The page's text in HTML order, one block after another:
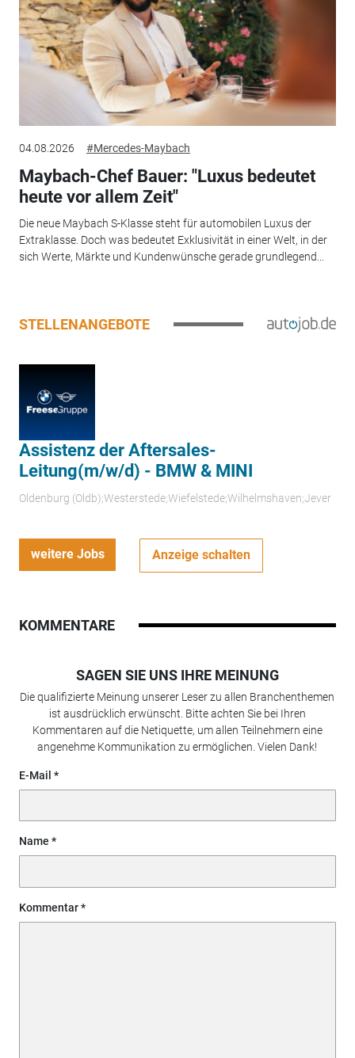
04.08.2026 #Mercedes-Maybach
Maybach-Chef Bauer: "Luxus bedeutet
heute vor allem Zeit"
Die neue Maybach S-Klasse steht für automobilen Luxus der
Extraklasse. Doch was bedeutet Exklusivität in einer Welt, in der
sich Werte, Märkte und Kundenwünsche gerade grundlegend...
STELLENANGEBOTE
Assistenz der Aftersales-
Leitung(m/w/d) - BMW & MINI
Oldenburg (Oldb);Westerstede;Wiefelstede;Wilhelmshaven;Jever
weitere Jobs Anzeige schalten
KOMMENTARE
SAGEN SIE UNS IHRE MEINUNG
Die qualifizierte Meinung unserer Leser zu allen Branchenthemen
ist ausdrücklich erwünscht. Bitte achten Sie bei Ihren
Kommentaren auf die Netiquette, um allen Teilnehmern eine
angenehme Kommunikation zu ermöglichen. Vielen Dank!
E-Mail
Name
Kommentar